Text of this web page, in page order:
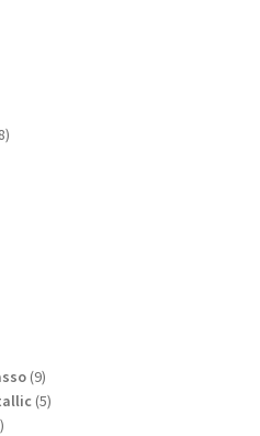
18
99
producten
55
32